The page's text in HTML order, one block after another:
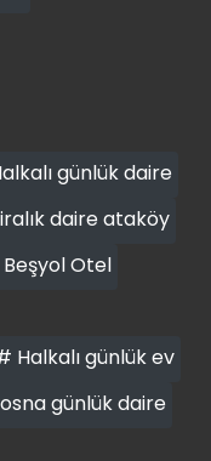
günlük daire
daire ataköy
Otel
Halkalı günlük ev
günlük daire